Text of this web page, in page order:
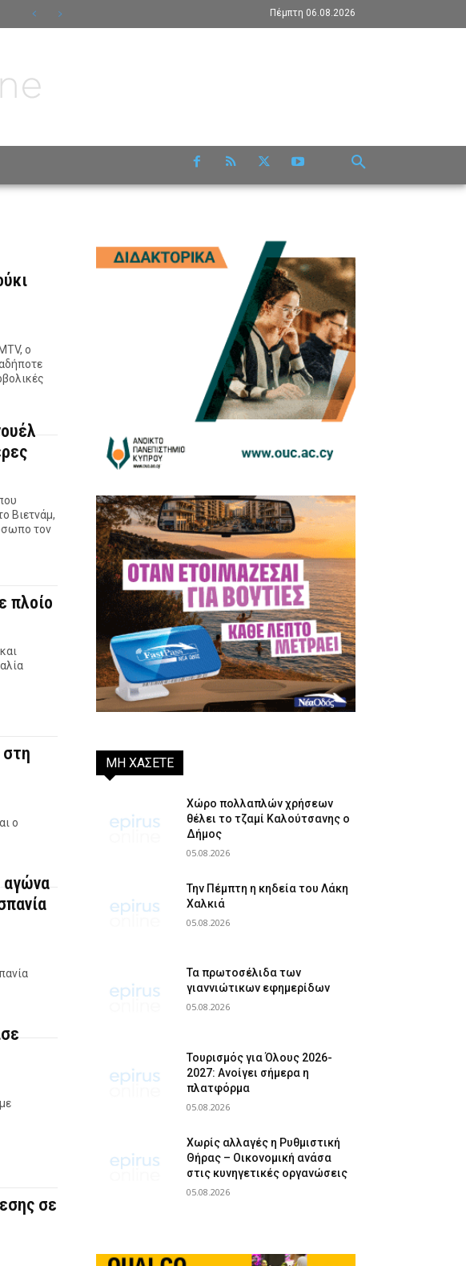
Πέμπτη 06.08.2026
ο
Βιετνάμ,
τον
πλοίο
στη
ο
αγώνα
σε
ΜΗ ΧΑΣΕΤΕ
Χώρο πολλαπλών χρήσεων
θέλει το τζαμί Καλούτσανης ο
Δήμος
05.08.2026
Την Πέμπτη η κηδεία του Λάκη
Χαλκιά
05.08.2026
Τα πρωτοσέλιδα των
γιαννιώτικων εφημερίδων
05.08.2026
Τουρισμός για Όλους 2026-
2027: Ανοίγει σήμερα η
πλατφόρμα
05.08.2026
Χωρίς αλλαγές η Ρυθμιστική
Θήρας – Οικονομική ανάσα
στις κυνηγετικές οργανώσεις
05.08.2026